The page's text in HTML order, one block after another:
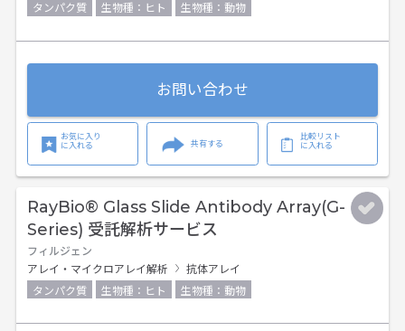
タンパク質
生物種：ヒト 生物種：動物
お問い合わせ
お気に入り
に入れる
共有する
比較リスト
に入れる
RayBio® Glass Slide Antibody Array(G-
Series) 受託解析サービス
フィルジェン
アレイ・マイクロアレイ解析
抗体アレイ
タンパク質
生物種：ヒト 生物種：動物